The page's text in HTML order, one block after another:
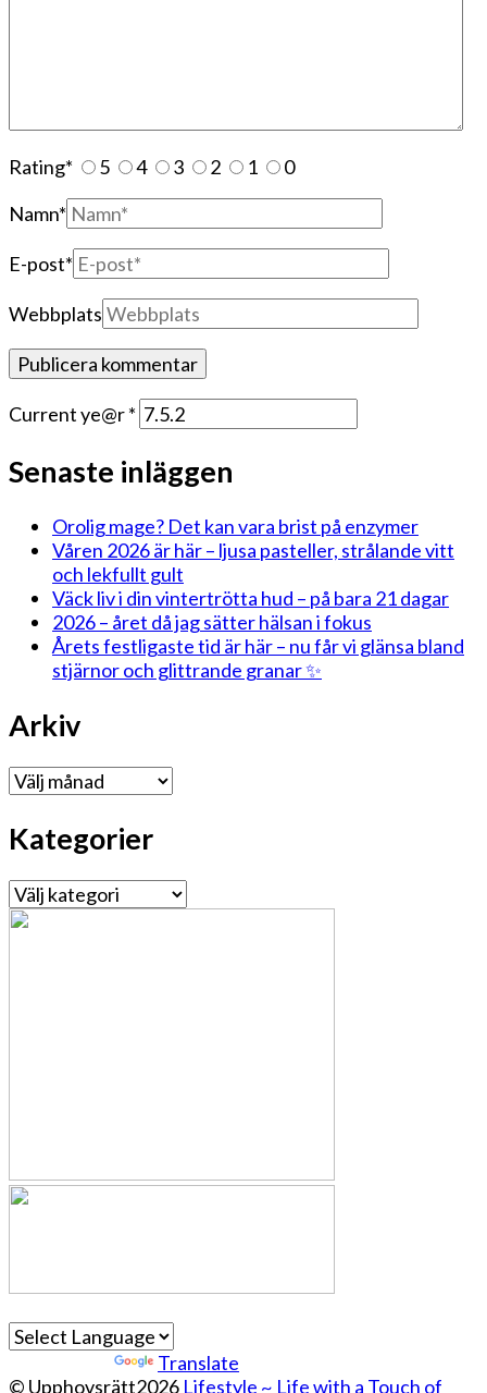
Rating* 5 4 3 2 1
0
Namn*
E-post*
Webbplats
Current ye@r*
Senaste inläggen
Orolig mage? Det kan vara brist på enzymer
Våren 2026 är här – ljusa pasteller, strålande vitt
och lekfullt gult
Väck liv i din vintertrötta hud – på bara 21 dagar
2026 – året då jag sätter hälsan i fokus
Årets festligaste tid är här – nu får vi glänsa bland
stjärnor och glittrande granar ✨
Arkiv
Arkiv
Kategorier
Kategorier
Translate
© Upphovsrätt2026 Lifestyle ~ Life with a Touch of